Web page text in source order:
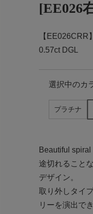
[EE026
【EE026CRR】
0.57ct DGL
選択中のカ
プラチナ
Beautiful spiral
途切れること
デザイン。
取り外しタイ
リーを演出で